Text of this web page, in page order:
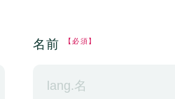
名前 【必須】